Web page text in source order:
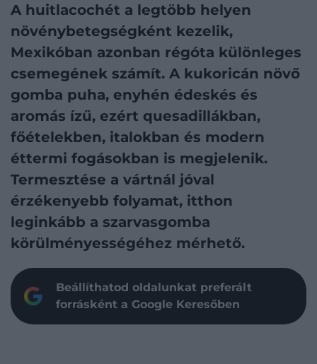
A huitlacochét a legtöbb helyen
növénybetegségként kezelik,
Mexikóban azonban régóta különleges
csemegének számít. A kukoricán növő
gomba puha, enyhén édeskés és
aromás ízű, ezért quesadillákban,
főételekben, italokban és modern
éttermi fogásokban is megjelenik.
Termesztése a vártnál jóval
érzékenyebb folyamat, itthon
leginkább a szarvasgomba
körülményességéhez mérhető.
Beállíthatod oldalunkat preferált
forrásként a Google Keresőben